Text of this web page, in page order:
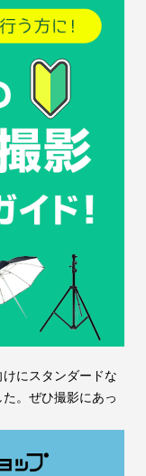
にスタンダードな
。ぜひ撮影にあっ